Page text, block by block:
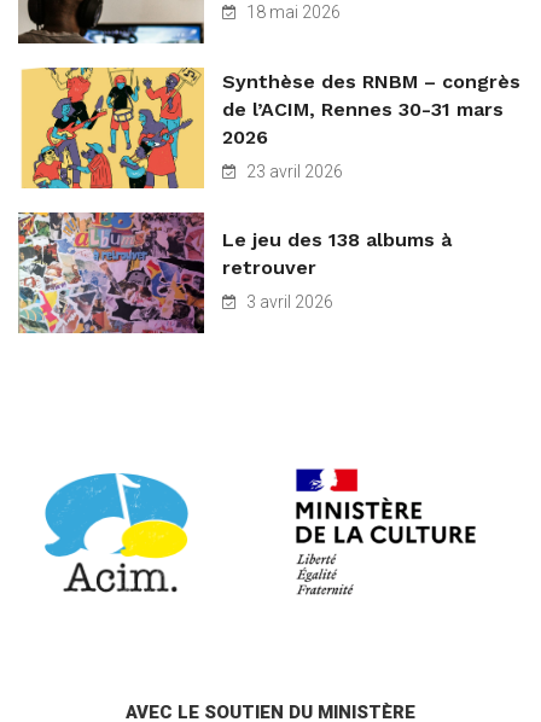
18 mai 2026
Synthèse des RNBM – congrès
de l’ACIM, Rennes 30-31 mars
2026
23 avril 2026
Le jeu des 138 albums à
retrouver
3 avril 2026
AVEC LE SOUTIEN DU MINISTÈRE